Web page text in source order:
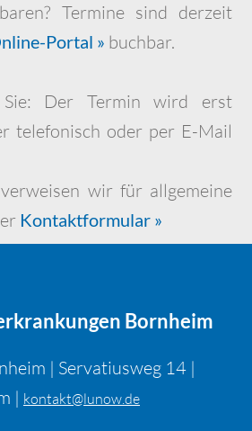
Termine sind derzeit
Portal » buchbar.
Sie: Der Termin wird erst
telefonisch oder per E-Mail
wir für allgemeine
Kontaktformular »
Bornheim
| Servatiusweg 14 |
| kontakt@lunow.de